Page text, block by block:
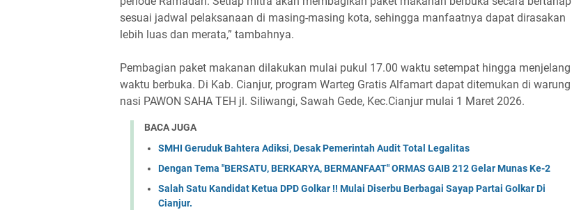
sesuai jadwal pelaksanaan di masing-masing kota, sehingga manfaatnya dapat dirasakan
lebih luas dan merata,” tambahnya.
Pembagian paket makanan dilakukan mulai pukul 17.00 waktu setempat hingga menjelang
waktu berbuka. Di Kab. Cianjur, program Warteg Gratis Alfamart dapat ditemukan di warung
nasi PAWON SAHA TEH jl. Siliwangi, Sawah Gede, Kec.Cianjur mulai 1 Maret 2026.
BACA JUGA
SMHI Geruduk Bahtera Adiksi, Desak Pemerintah Audit Total Legalitas
Dengan Tema "BERSATU, BERKARYA, BERMANFAAT" ORMAS GAIB 212 Gelar Munas Ke-2
Salah Satu Kandidat Ketua DPD Golkar !! Mulai Diserbu Berbagai Sayap Partai Golkar Di
Cianjur.